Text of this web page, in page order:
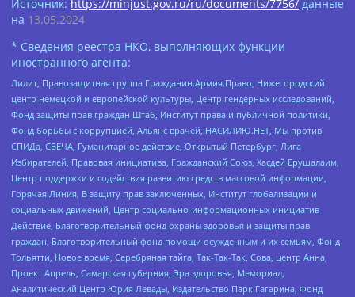
Источник: https://minjust.gov.ru/ru/documents/7756/ данные
на 13.05.2024
* Сведения реестра НКО, выполняющих функции
иностранного агента:
Лилит, Правозащитная группа Гражданин.Армия.Право, Нижегородский
центр немецкой и европейской культуры, Центр гендерных исследований,
Фонд защиты прав граждан Штаб, Институт права и публичной политики,
Фонд борьбы с коррупцией, Альянс врачей, НАСИЛИЮ.НЕТ, Мы против
СПИДа, СВЕЧА, Гуманитарное действие, Открытый Петербург, Лига
Избирателей, Правовая инициатива, Гражданский Союз, Хасдей Ерушалаим,
Центр поддержки и содействия развитию средств массовой информации,
Горячая Линия, В защиту прав заключенных, Институт глобализации и
социальных движений, Центр социально-информационных инициатив
Действие, Благотворительный фонд охраны здоровья и защиты прав
граждан, Благотворительный фонд помощи осужденным и их семьям, Фонд
Тольятти, Новое время, Серебряная тайга, Так-Так-Так, Сова, центр Анна,
Проект Апрель, Самарская губерния, Эра здоровья, Мемориал,
Аналитический Центр Юрия Левады, Издательство Парк Гагарина, Фонд